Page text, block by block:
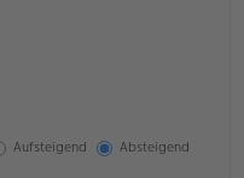
Aufsteigend
Absteigend